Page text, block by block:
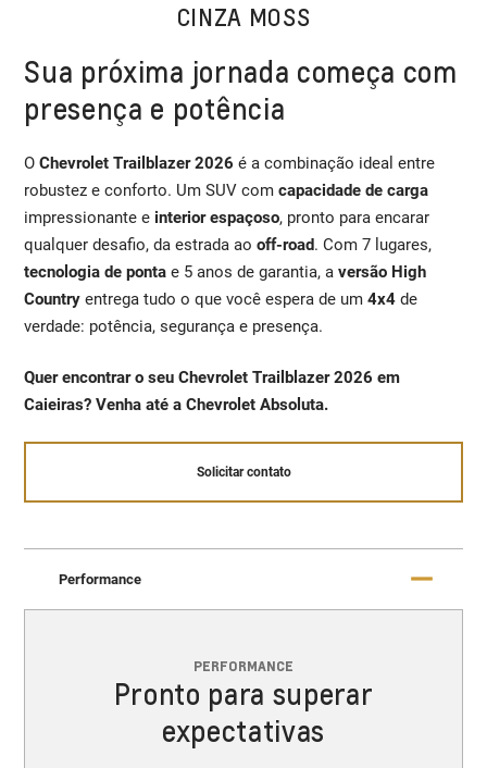
CINZA MOSS
Sua próxima jornada começa com
presença e potência
OChevrolet Trailblazer 2026 é a combinação ideal entre
robustez e conforto. Um SUV comcapacidade de carga
impressionante e interior espaçoso, pronto para encarar
qualquer desafio, da estrada aooff-road. Com 7 lugares,
tecnologia de ponta e 5 anos de garantia, aversão High
Country entrega tudo o que você espera de um4x4de
verdade: potência, segurança e presença.
Quer encontrar o seu Chevrolet Trailblazer 2026 em
Caieiras? Venha até a Chevrolet Absoluta.
Solicitar contato
Performance
PERFORMANCE
Pronto para superar
expectativas